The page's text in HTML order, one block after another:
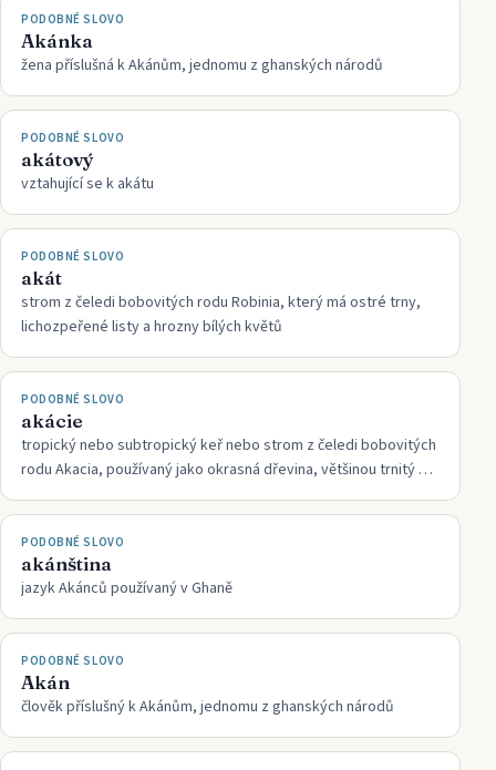
PODOBNÉ SLOVO
Akánka
žena příslušná k Akánům, jednomu z ghanských národů
PODOBNÉ SLOVO
akátový
vztahující se k akátu
PODOBNÉ SLOVO
akát
strom z čeledi bobovitých rodu Robinia, který má ostré trny,
lichozpeřené listy a hrozny bílých květů
PODOBNÉ SLOVO
akácie
tropický nebo subtropický keř nebo strom z čeledi bobovitých
rodu Akacia, používaný jako okrasná dřevina, většinou trnitý a
žlutě kvetoucí; některé akácie se dovážejí pod nepřesným
názvem mimóza
PODOBNÉ SLOVO
akánština
jazyk Akánců používaný v Ghaně
PODOBNÉ SLOVO
Akán
člověk příslušný k Akánům, jednomu z ghanských národů